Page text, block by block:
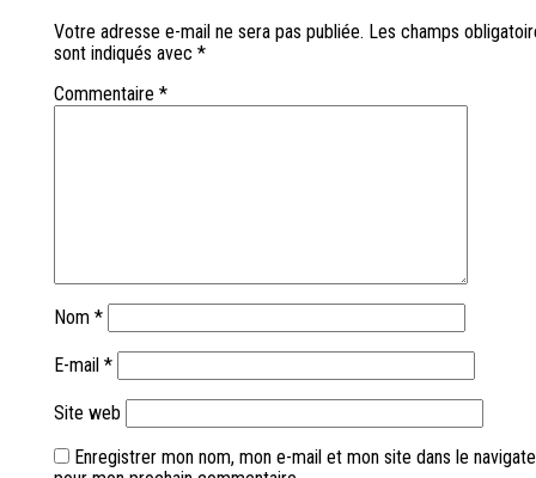
Votre adresse e-mail ne sera pas publiée. Les champs
sont indiqués avec *
Commentaire *
Nom *
E-mail *
Site web
Enregistrer mon nom, mon e-mail et mon site dans le